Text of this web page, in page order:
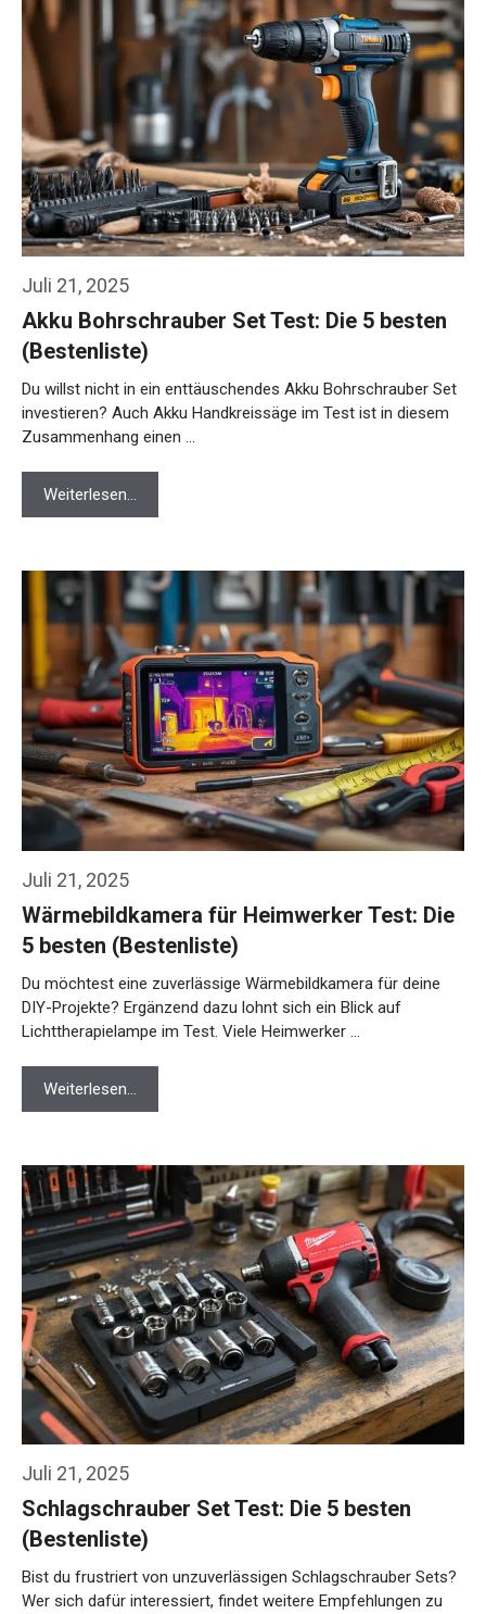
Juli 21, 2025
Akku Bohrschrauber Set Test: Die 5 besten
(Bestenliste)
Du willst nicht in ein enttäuschendes Akku Bohrschrauber Set
investieren? Auch Akku Handkreissäge im Test ist in diesem
Zusammenhang einen …
Weiterlesen…
Juli 21, 2025
Wärmebildkamera für Heimwerker Test: Die
5 besten (Bestenliste)
Du möchtest eine zuverlässige Wärmebildkamera für deine
DIY-Projekte? Ergänzend dazu lohnt sich ein Blick auf
Lichttherapielampe im Test. Viele Heimwerker …
Weiterlesen…
Juli 21, 2025
Schlagschrauber Set Test: Die 5 besten
(Bestenliste)
Bist du frustriert von unzuverlässigen Schlagschrauber Sets?
Wer sich dafür interessiert, findet weitere Empfehlungen zu